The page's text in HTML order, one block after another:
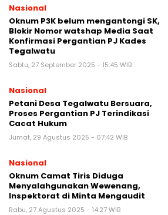
Nasional
Oknum P3K belum mengantongi SK,
Blokir Nomor watshap Media Saat
Konfirmasi Pergantian PJ Kades
Tegalwatu
Sabtu, 27 September 2025 - 15:45 WIB
Nasional
Petani Desa Tegalwatu Bersuara,
Proses Pergantian PJ Terindikasi
Cacat Hukum
Jumat, 29 Agustus 2025 - 07:42 WIB
Nasional
Oknum Camat Tiris Diduga
Menyalahgunakan Wewenang,
Inspektorat di Minta Mengaudit
Rabu, 27 Agustus 2025 - 14:27 WIB